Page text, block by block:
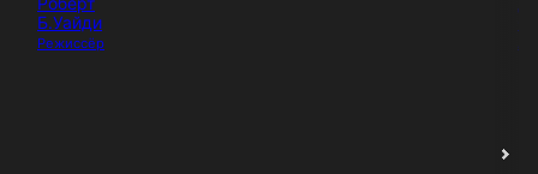
Б.Уайди
Режиссёр